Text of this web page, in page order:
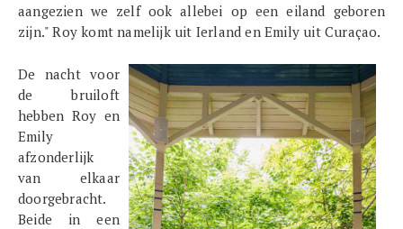
aangezien we zelf ook allebei op een eiland geboren
zijn." Roy komt namelijk uit Ierland en Emily uit Curaçao.
De nacht voor
de bruiloft
hebben Roy en
Emily
afzonderlijk
van elkaar
doorgebracht.
Beide in een